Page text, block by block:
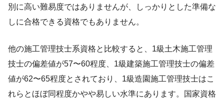
別に高い難易度ではありませんが、しっかりとした準備な
しに合格できる資格でもありません。
他の施工管理技士系資格と比較すると、1級土木施工管理
技士の偏差値が57〜60程度、1級建築施工管理技士の偏差
値が62〜65程度とされており、1級造園施工管理技士はこ
れらとほぼ同程度かやや易しい水準にあります。国家資格